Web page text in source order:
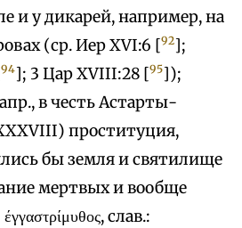
и у дикарей, например, на
(ср. Иер XVI:6 [92];
94]; 3 Цар XVIII:28 [95]);
в честь Астарты-
проституция,
бы земля и святилище
мертвых и вообще
слав.: